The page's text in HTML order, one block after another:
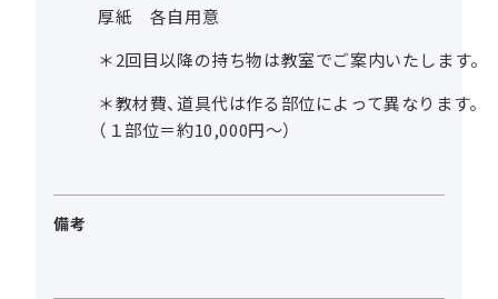
厚紙 各自用意
＊2回目以降の持ち物は教室でご案内いたします。
＊教材費、道具代は作る部位によって異なります。
（１部位＝約10,000円～）
備考